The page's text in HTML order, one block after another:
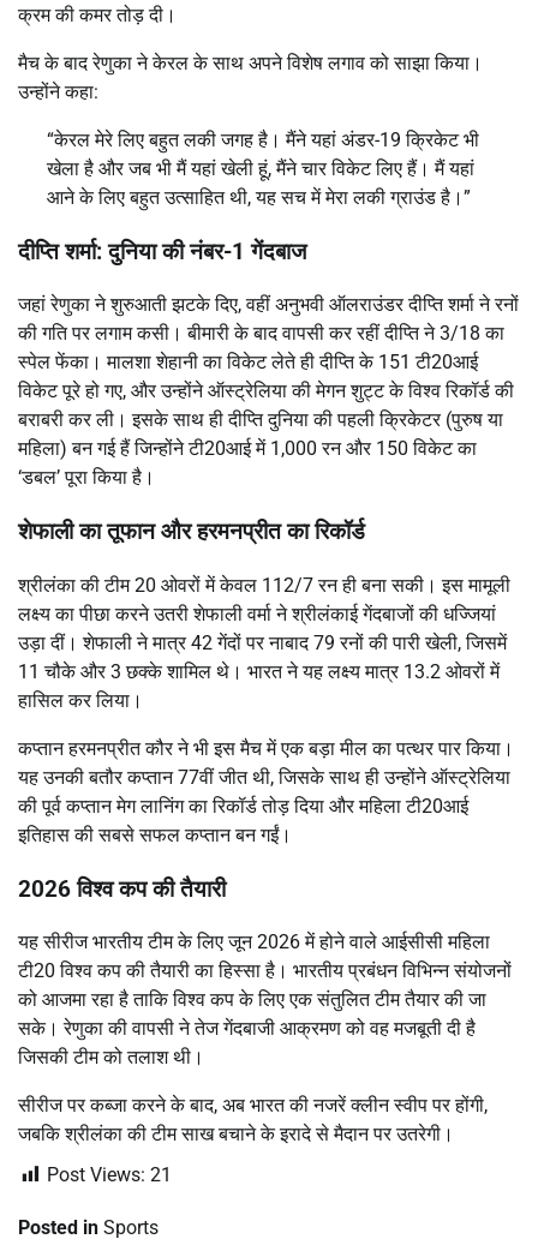
क्रम की कमर तोड़ दी।
मैच के बाद रेणुका ने केरल के साथ अपने विशेष लगाव को साझा किया।
उन्होंने कहा:
“केरल मेरे लिए बहुत लकी जगह है। मैंने यहां अंडर-19 क्रिकेट भी
खेला है और जब भी मैं यहां खेली हूं, मैंने चार विकेट लिए हैं। मैं यहां
आने के लिए बहुत उत्साहित थी, यह सच में मेरा लकी ग्राउंड है।”
दीप्ति शर्मा: दुनिया की नंबर-1 गेंदबाज
जहां रेणुका ने शुरुआती झटके दिए, वहीं अनुभवी ऑलराउंडर दीप्ति शर्मा ने रनों
की गति पर लगाम कसी। बीमारी के बाद वापसी कर रहीं दीप्ति ने 3/18 का
स्पेल फेंका। मालशा शेहानी का विकेट लेते ही दीप्ति के 151 टी20आई
विकेट पूरे हो गए, और उन्होंने ऑस्ट्रेलिया की मेगन शुट्ट के विश्व रिकॉर्ड की
बराबरी कर ली। इसके साथ ही दीप्ति दुनिया की पहली क्रिकेटर (पुरुष या
महिला) बन गई हैं जिन्होंने टी20आई में 1,000 रन और 150 विकेट का
‘डबल’ पूरा किया है।
शेफाली का तूफान और हरमनप्रीत का रिकॉर्ड
श्रीलंका की टीम 20 ओवरों में केवल 112/7 रन ही बना सकी। इस मामूली
लक्ष्य का पीछा करने उतरी शेफाली वर्मा ने श्रीलंकाई गेंदबाजों की धज्जियां
उड़ा दीं। शेफाली ने मात्र 42 गेंदों पर नाबाद 79 रनों की पारी खेली, जिसमें
11 चौके और 3 छक्के शामिल थे। भारत ने यह लक्ष्य मात्र 13.2 ओवरों में
हासिल कर लिया।
कप्तान हरमनप्रीत कौर ने भी इस मैच में एक बड़ा मील का पत्थर पार किया।
यह उनकी बतौर कप्तान 77वीं जीत थी, जिसके साथ ही उन्होंने ऑस्ट्रेलिया
की पूर्व कप्तान मेग लानिंग का रिकॉर्ड तोड़ दिया और महिला टी20आई
इतिहास की सबसे सफल कप्तान बन गईं।
2026 विश्व कप की तैयारी
यह सीरीज भारतीय टीम के लिए जून 2026 में होने वाले आईसीसी महिला
टी20 विश्व कप की तैयारी का हिस्सा है। भारतीय प्रबंधन विभिन्न संयोजनों
को आजमा रहा है ताकि विश्व कप के लिए एक संतुलित टीम तैयार की जा
सके। रेणुका की वापसी ने तेज गेंदबाजी आक्रमण को वह मजबूती दी है
जिसकी टीम को तलाश थी।
सीरीज पर कब्जा करने के बाद, अब भारत की नजरें क्लीन स्वीप पर होंगी,
जबकि श्रीलंका की टीम साख बचाने के इरादे से मैदान पर उतरेगी।
Post Views: 21
Posted in Sports